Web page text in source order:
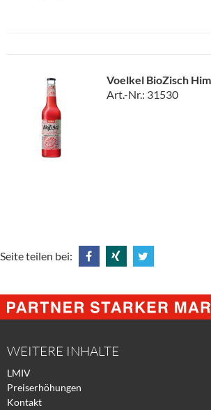
Voelkel BioZisch
Art.-Nr.: 31530
Seite teilen bei:
@
Facebook
@
Xing
@
Twitter
WEITERE INHALTE
LMIV
Preiserhöhungen
Kontakt